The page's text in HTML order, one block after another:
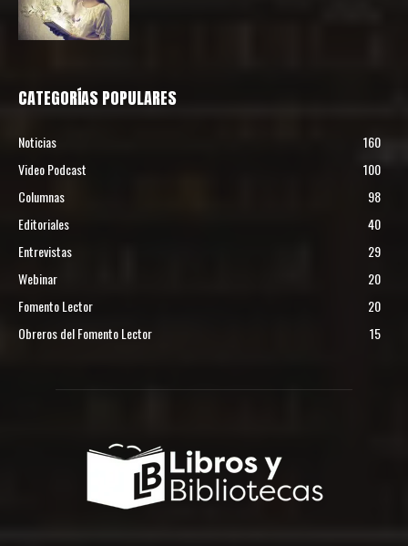
CATEGORÍAS POPULARES
Noticias
160
Video Podcast
100
Columnas
98
Editoriales
40
Entrevistas
29
Webinar
20
Fomento Lector
20
Obreros del Fomento Lector
15